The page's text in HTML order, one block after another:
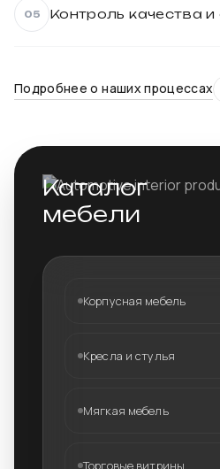
05 Контроль качества
Подробнее о наших процессах
Каталог
мебели
Корпусная мебель
Кресла и стулья
Мягкая мебель
Торговые витрины